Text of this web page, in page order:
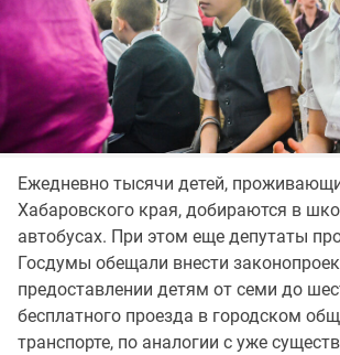
Ежедневно тысячи детей,
Хабаровского края, добираются в
автобусах. При этом еще депутаты
Госдумы обещали внести
предоставлении детям от семи до
бесплатного проезда в городском
транспорте, по аналогии с уже